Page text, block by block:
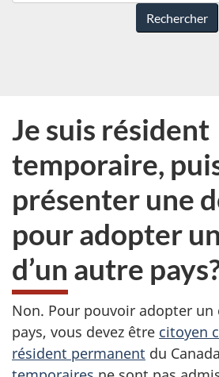
nous
Je suis résident
temporaire,
présenter une
pour adopter
d’un autre
Non. Pour pouvoir adopter un
pays, vous devez être citoyen
résident permanent du